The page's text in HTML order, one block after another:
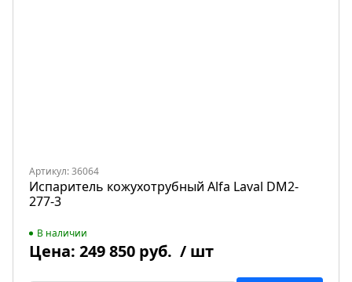
Артикул: 36064
Испаритель кожухотрубный Alfa Laval DM2-
277-3
В наличии
Цена: 249 850 руб. / шт